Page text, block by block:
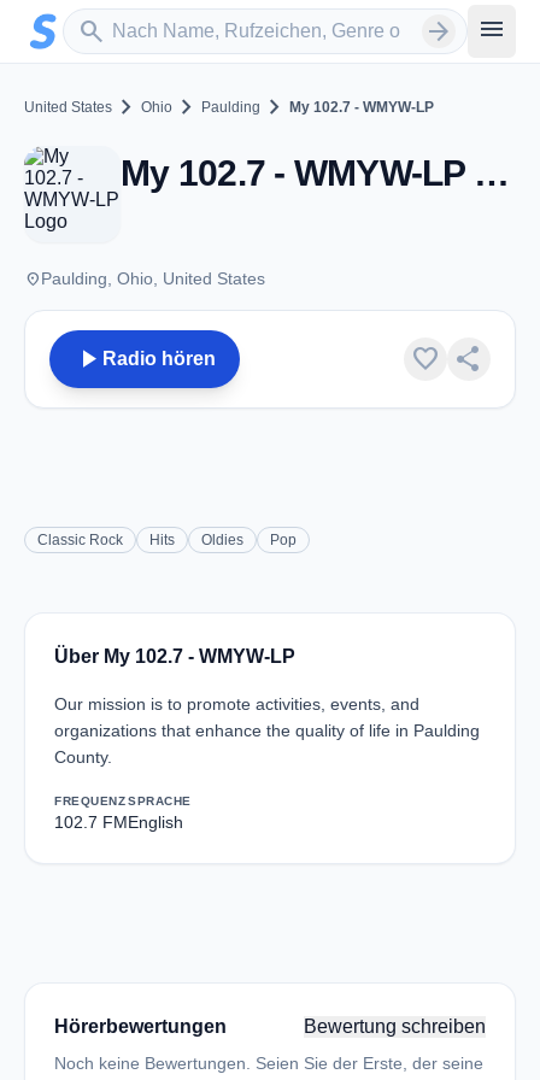
Zum Hauptinhalt springen
search
Sender suchen arrow_forward menu
United States chevron_right Ohio chevron_right Paulding chevron_right My 102.7 - WMYW-LP
My 102.7 - WMYW-LP - FM 102.7 - Paulding, OH
placePaulding, Ohio, United States
play_arrow Radio hören favorite share
Classic Rock Hits Oldies Pop
Über My 102.7 - WMYW-LP
Our mission is to promote activities, events, and
organizations that enhance the quality of life in Paulding
County.
FREQUENZ
102.7 FM
SPRACHE
English
Hörerbewertungen Bewertung schreiben
Noch keine Bewertungen. Seien Sie der Erste, der seine